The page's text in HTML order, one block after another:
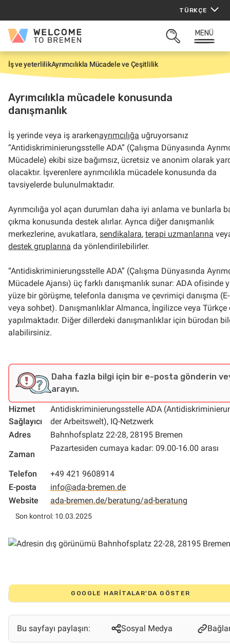
TÜRKÇE
Welcome
Bremen
ARAMAYI
MENÜ
G
i
ş
İş ve yeterlilikAyrımcılıkla Mücadele ve Çeşitlilik
Ayrımcılıkla mücadele konusunda
danışmanlık
İş yerinde veya iş ararkenayrımcılığa uğruyorsanız
“Antidiskriminierungsstelle ADA” (Çalışma Dünyasında
Mücadele) ekibi size bağımsız, ücretsiz ve anonim olarak
olacaktır. İşverenlere ayrımcılıkla mücadele konusunda da
tavsiyelerde bulunulmaktadır.
Ayrımcılığa yol açan durumları daha iyi anlama ve bunlarla
çıkma konusunda destek alırlar. Ayrıca diğer danışmanlık
merkezlerine, avukatlara, sendikalara, terapi uzmanlarına
destek gruplarına da yönlendirilebilirler.
“Antidiskriminierungsstelle ADA” (Çalışma Dünyasında
Mücadele Ajansı) üç farklı danışmanlık sunar: ADA ofisinde
yüze bir görüşme, telefonla danışma ve çevrimiçi danışma
veya sohbet). Danışmanlıklar Almanca, İngilizce veya Türkçe
yapılmaktadır. Diğer dillerdeki danışmanlıklar için bürodan
alabilirsiniz.
Daha fazla bilgi için bir e-posta gönderin
arayın.
Hizmet
Sağlayıcı
Antidiskriminierungsstelle ADA
der Arbeitswelt), IQ-Netzwerk
Adres
Bahnhofsplatz 22-28, 28195 Bremen
Zaman
Pazartesiden cumaya kadar: 09.00-16.00 arası
Telefon
+49 421 9608914
E-posta
info@ada-bremen.de
Website
ada-bremen.de/beratung/ad-beratung
Son kontrol: 10.03.2025
GOOGLE HARITALAR'DA GÖSTER
Bu sayfayı paylaşın: Sosyal Medya